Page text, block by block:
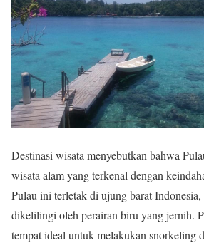
Destinasi wisata menyebutkan bahwa
wisata alam yang terkenal dengan
Pulau ini terletak di ujung barat
dikelilingi oleh perairan biru yang jernih.
tempat ideal untuk melakukan snorkeling